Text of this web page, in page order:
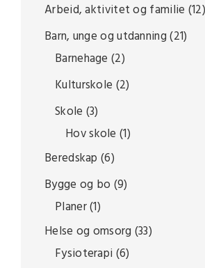
Arbeid, aktivitet og familie (12)
Barn, unge og utdanning(21)
Barnehage (2)
Kulturskole (2)
Skole (3)
Hov skole (1)
Beredskap (6)
Bygge og bo (9)
Planer(1)
Helse og omsorg (33)
Fysioterapi (6)